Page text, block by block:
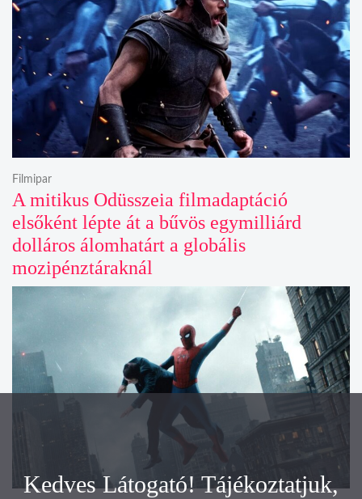
A mitikus Odüsszeia filmadaptáció
elsőként lépte át a bűvös egymilliárd
dolláros álomhatárt a globális
mozipénztáraknál
Filmipar
Kedves Látogató! Tájékoztatjuk,